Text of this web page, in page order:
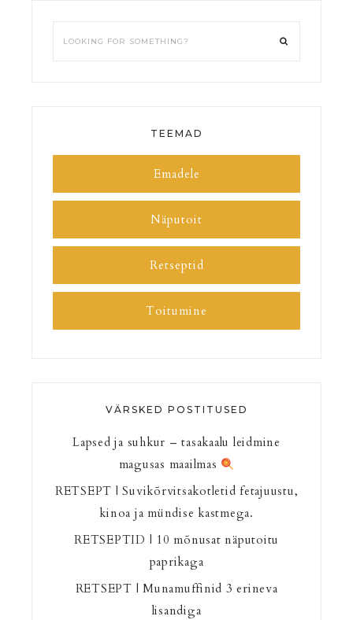
TEEMAD
Emadele
Näputoit
Retseptid
Toitumine
VÄRSKED POSTITUSED
Lapsed ja suhkur – tasakaalu leidmine
magusas maailmas
RETSEPT | Suvikõrvitsakotletid fetajuustu,
kinoa ja mündise kastmega.
RETSEPTID | 10 mõnusat näputoitu
paprikaga
RETSEPT | Munamuffinid 3 erineva
lisandiga